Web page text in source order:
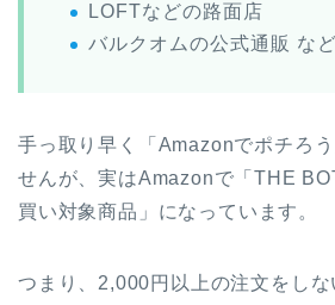
LOFTなどの路面店
バルクオムの公式通販 など
手っ取り早く「Amazonでポチろ
せんが、実はAmazonで「THE
買い対象商品」になっています。
つまり、2,000円以上の注文をし